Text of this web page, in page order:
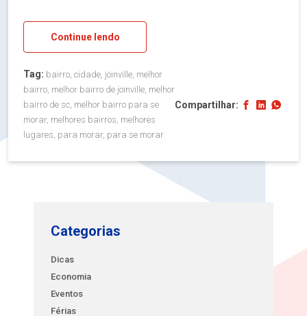
Continue lendo
Tag: bairro, cidade, joinville, melhor
bairro, melhor bairro de joinville, melhor
bairro de sc, melhor bairro para se
morar, melhores bairros, melhores
lugares, para morar, para se morar
Compartilhar:
Categorias
Dicas
Economia
Eventos
Férias